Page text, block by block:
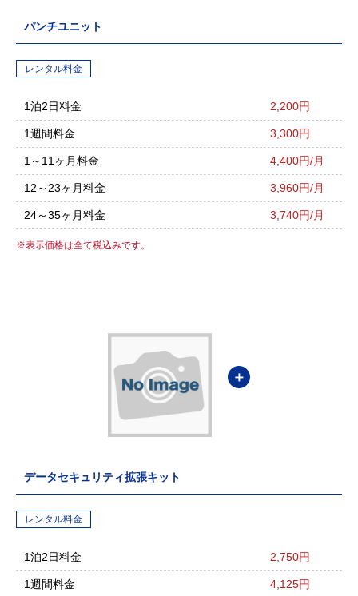
パンチユニット
レンタル料金
1泊2日料金 2,200円
1週間料金 3,300円
1～11ヶ月料金 4,400円/月
12～23ヶ月料金 3,960円/月
24～35ヶ月料金 3,740円/月
表示価格は全て税込みです。
＋
データセキュリティ拡張キット
レンタル料金
1泊2日料金 2,750円
1週間料金 4,125円